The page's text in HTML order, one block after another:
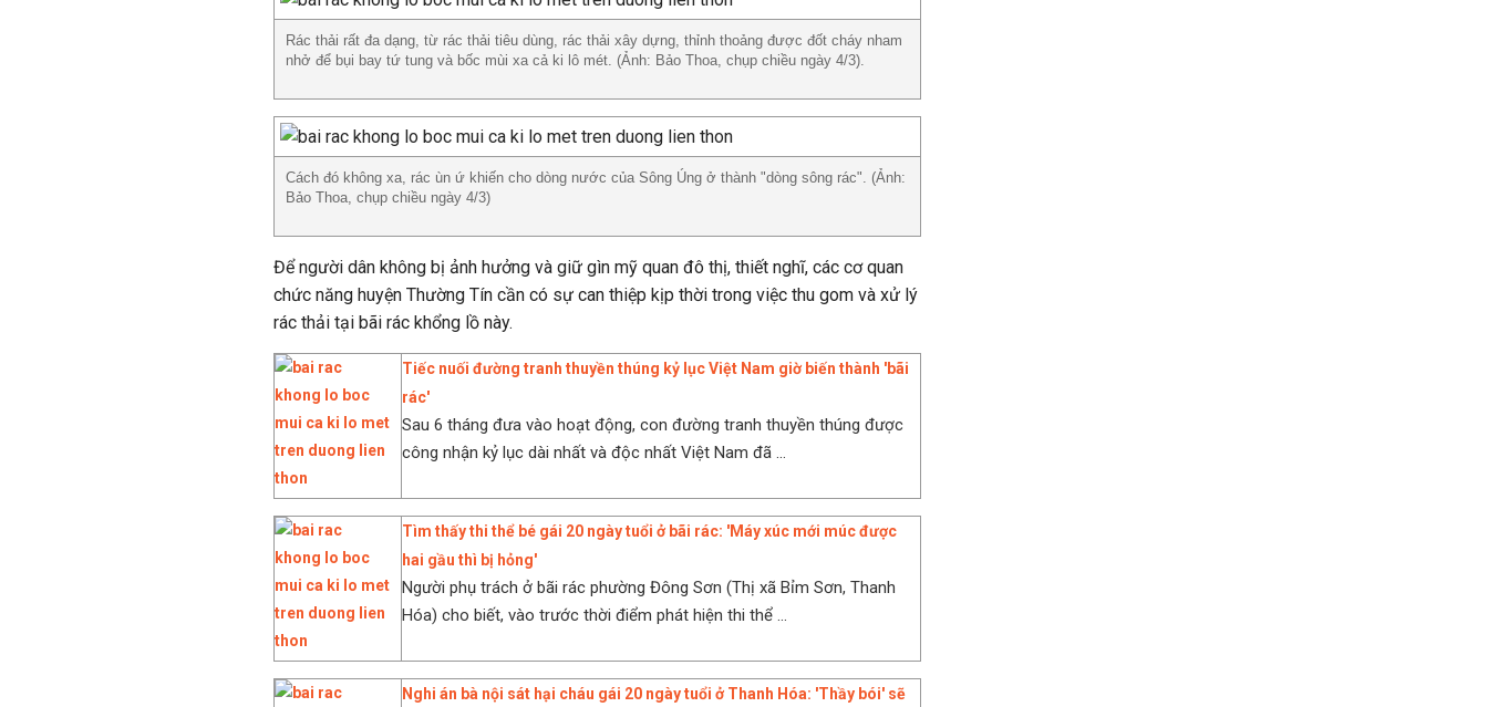
Rác thải rất đa dạng, từ rác thải tiêu dùng, rác thải xây dựng, thỉnh thoảng được đốt cháy nham
nhở để bụi bay tứ tung và bốc mùi xa cả ki lô mét. (Ảnh: Bảo Thoa, chụp chiều ngày 4/3).
Cách đó không xa, rác ùn ứ khiến cho dòng nước của Sông Úng ở thành "dòng sông rác". (Ảnh:
Bảo Thoa, chụp chiều ngày 4/3)
Để người dân không bị ảnh hưởng và giữ gìn mỹ quan đô thị, thiết nghĩ, các cơ quan
chức năng huyện Thường Tín cần có sự can thiệp kịp thời trong việc thu gom và xử lý
rác thải tại bãi rác khổng lồ này.
Tiếc nuối đường tranh thuyền thúng kỷ lục Việt Nam giờ biến thành 'bãi
rác'
Sau 6 tháng đưa vào hoạt động, con đường tranh thuyền thúng được
công nhận kỷ lục dài nhất và độc nhất Việt Nam đã ...
Tìm thấy thi thể bé gái 20 ngày tuổi ở bãi rác: 'Máy xúc mới múc được
hai gầu thì bị hỏng'
Người phụ trách ở bãi rác phường Đông Sơn (Thị xã Bỉm Sơn, Thanh
Hóa) cho biết, vào trước thời điểm phát hiện thi thể ...
Nghi án bà nội sát hại cháu gái 20 ngày tuổi ở Thanh Hóa: 'Thầy bói' sẽ